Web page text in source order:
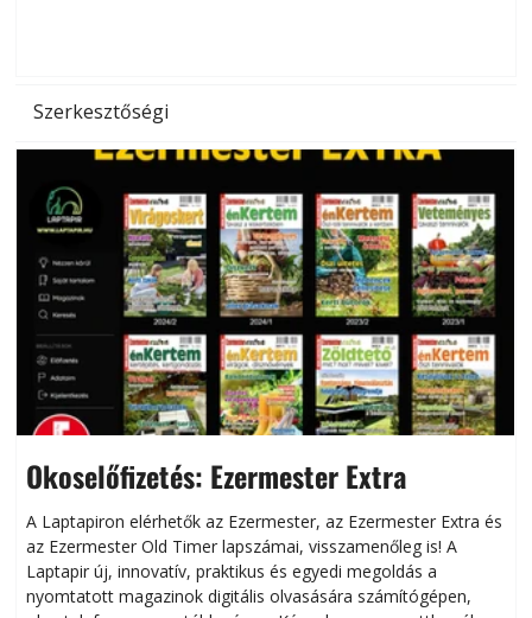
Szerkesztőségi
Okoselőfizetés: Ezermester Extra
A Laptapiron elérhetők az Ezermester, az Ezermester Extra és
az Ezermester Old Timer lapszámai, visszamenőleg is! A
Laptapir új, innovatív, praktikus és egyedi megoldás a
nyomtatott magazinok digitális olvasására számítógépen,